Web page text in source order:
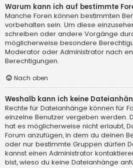
Warum kann ich auf bestimmte
Manche Foren können bestimmten
vorbehalten sein. Um diese
schreiben oder andere Vorgänge
möglicherweise besondere
Moderator oder Administrator nach
Berechtigungen.
Nach oben
Weshalb kann ich keine
Rechte für Dateianhänge können für
einzelne Benutzer vergeben werden.
hat es möglicherweise nicht erlaubt,
Forum anzufügen, in dem du deinen
oder nur bestimmte Gruppen dürfen
kannst einen Administrator
bist, wieso du keine Dateianhänge